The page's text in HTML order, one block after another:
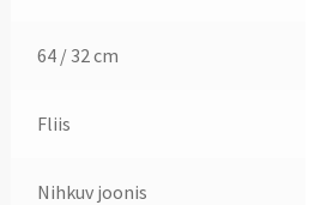
64 / 32 cm
Fliis
Nihkuv joonis